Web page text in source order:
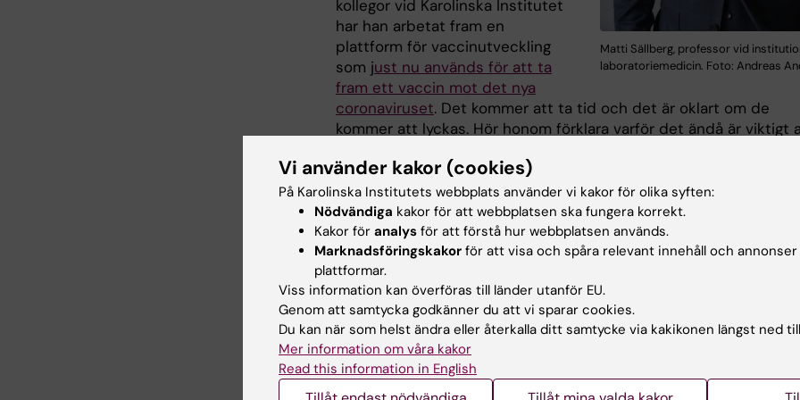
Matti Sällberg, professor vid
laboratoriemedicin. Foto: Andreas
kollegor vid Karolinska Institutet
har han arbetat fram en
plattform för vaccinutveckling
som just nu används för att ta
fram ett vaccin mot det nya
coronaviruset. Det kommer att ta tid och det är oklart om de
kommer att lyckas. Hör honom förklara varför det ändå är viktigt
I Medicinvetarna berättar han också om hur vaccin fungerar,
skillnaden mellan farliga och mindre farliga virus och hur han själv
på riskerna med det aktuella virusutbrottet.
I avsnittet svarar också
John Axelsson
klinisk neurovetenskap vid Karolinska Institutet, på lyssnarfrågan
vad forskningen säger om fenomenet ”man cold”. Är det mer synd
om förkylda män än det är om förkylda kvinnor? Lyssna på
podden!
Lyssna på avsnittet viaSpotify
Vi använder kakor (cookies)
På Karolinska Institutets webbplats använder vi kakor för olika syften:
Nödvändiga kakor för att webbplatsen ska fungera korrekt.
Kakor för analys för att förstå hur webbplatsen används.
Marknadsföringskakor för att visa och spåra relevant innehåll och
plattformar.
Viss information kan överföras till länder utanför EU.
Genom att samtycka godkänner du att vi sparar cookies.
Du kan när som helst ändra eller återkalla ditt samtycke via kakikonen längst ned
Mer information om våra kakor
Read this information in English